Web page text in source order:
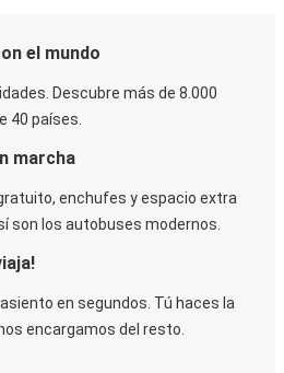
el mundo
Descubre más de 8.000
40 países.
marcha
enchufes y espacio extra
son los autobuses modernos.
en segundos. Tú haces la
encargamos del resto.